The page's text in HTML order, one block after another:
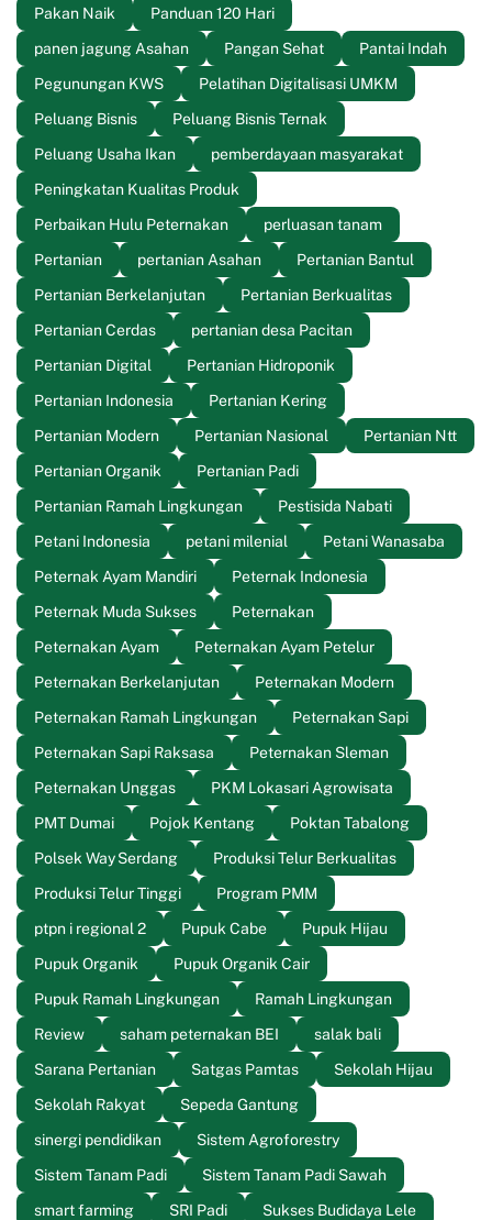
Pakan Naik
Panduan 120 Hari
panen jagung Asahan
Pangan Sehat
Pantai Indah
Pegunungan KWS
Pelatihan Digitalisasi UMKM
Peluang Bisnis
Peluang Bisnis Ternak
Peluang Usaha Ikan
pemberdayaan masyarakat
Peningkatan Kualitas Produk
Perbaikan Hulu Peternakan
perluasan tanam
Pertanian
pertanian Asahan
Pertanian Bantul
Pertanian Berkelanjutan
Pertanian Berkualitas
Pertanian Cerdas
pertanian desa Pacitan
Pertanian Digital
Pertanian Hidroponik
Pertanian Indonesia
Pertanian Kering
Pertanian Modern
Pertanian Nasional
Pertanian Ntt
Pertanian Organik
Pertanian Padi
Pertanian Ramah Lingkungan
Pestisida Nabati
Petani Indonesia
petani milenial
Petani Wanasaba
Peternak Ayam Mandiri
Peternak Indonesia
Peternak Muda Sukses
Peternakan
Peternakan Ayam
Peternakan Ayam Petelur
Peternakan Berkelanjutan
Peternakan Modern
Peternakan Ramah Lingkungan
Peternakan Sapi
Peternakan Sapi Raksasa
Peternakan Sleman
Peternakan Unggas
PKM Lokasari Agrowisata
PMT Dumai
Pojok Kentang
Poktan Tabalong
Polsek Way Serdang
Produksi Telur Berkualitas
Produksi Telur Tinggi
Program PMM
ptpn i regional 2
Pupuk Cabe
Pupuk Hijau
Pupuk Organik
Pupuk Organik Cair
Pupuk Ramah Lingkungan
Ramah Lingkungan
Review
saham peternakan BEI
salak bali
Sarana Pertanian
Satgas Pamtas
Sekolah Hijau
Sekolah Rakyat
Sepeda Gantung
sinergi pendidikan
Sistem Agroforestry
Sistem Tanam Padi
Sistem Tanam Padi Sawah
smart farming
SRI Padi
Sukses Budidaya Lele